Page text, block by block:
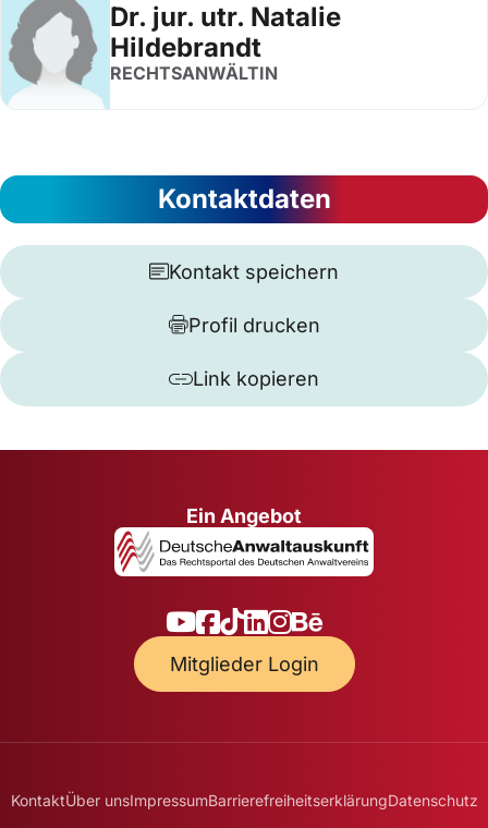
Dr. jur. utr. Natalie
Hildebrandt
RECHTSANWÄLTIN
Kontaktdaten
Kontakt speichern
Profil drucken
Link kopieren
Ein Angebot
Mitglieder Login
KontaktÜber unsImpressumBarrierefreiheitserklärungDatenschutz